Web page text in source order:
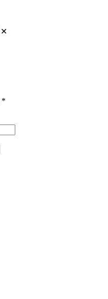
✕
*